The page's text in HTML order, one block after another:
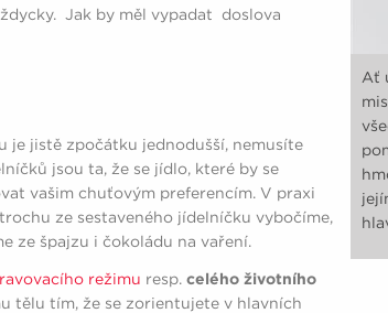
Jak by měl vypadat doslova
je jistě zpočátku jednodušší, nemusíte
jsou ta, že se jídlo, které by se
vašim chuťovým preferencím. V praxi
ze sestaveného jídelníčku vybočíme,
ze špajzu i čokoládu na vaření.
režimu resp. celého životního
tělu tím, že se zorientujete v hlavních
Ať